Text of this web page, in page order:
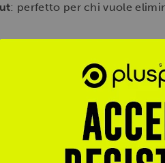
: perfetto per chi vuole
: ideale per uomini e
leggerezza.
abbondante acqua,
pranzo o primo